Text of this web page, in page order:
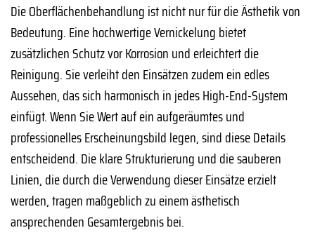
Die Oberflächenbehandlung ist nicht nur für die Ästhetik von
Bedeutung. Eine hochwertige Vernickelung bietet
zusätzlichen Schutz vor Korrosion und erleichtert die
Reinigung. Sie verleiht den Einsätzen zudem ein edles
Aussehen, das sich harmonisch in jedes High-End-System
einfügt. Wenn Sie Wert auf ein aufgeräumtes und
professionelles Erscheinungsbild legen, sind diese Details
entscheidend. Die klare Strukturierung und die sauberen
Linien, die durch die Verwendung dieser Einsätze erzielt
werden, tragen maßgeblich zu einem ästhetisch
ansprechenden Gesamtergebnis bei.